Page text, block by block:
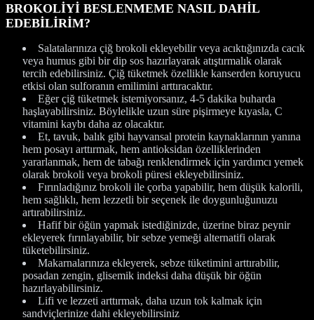
BROKOLİYİ BESLENMEME NASIL DAHİL
EDEBİLİRİM?
Salatalarınıza çiğ brokoli ekleyebilir veya acıktığınızda cacık
veya humus gibi bir dip sos hazırlayarak atıştırmalık olarak
tercih edebilirsiniz. Çiğ tüketmek özellikle kanserden koruyucu
etkisi olan sulforanın emilimini arttıracaktır.
Eğer çiğ tüketmek istemiyorsanız, 4-5 dakika buharda
haşlayabilirsiniz. Böylelikle uzun süre pişirmeye kıyasla, C
vitamini kaybı daha az olacaktır.
Et, tavuk, balık gibi hayvansal protein kaynaklarının yanına
hem posayı arttırmak, hem antioksidan özelliklerinden
yararlanmak, hem de tabağı renklendirmek için yardımcı yemek
olarak brokoli veya brokoli püresi ekleyebilirsiniz.
Fırınladığınız brokoli ile çorba yapabilir, hem düşük kalorili,
hem sağlıklı, hem lezzetli bir seçenek ile doygunluğunuzu
artırabilirsiniz.
Hafif bir öğün yapmak istediğinizde, üzerine biraz peynir
ekleyerek fırınlayabilir, bir sebze yemeği alternatifi olarak
tüketebilirsiniz.
Makarnalarınıza ekleyerek, sebze tüketimini arttırabilir,
posadan zengin, glisemik indeksi daha düşük bir öğün
hazırlayabilirsiniz.
Lifi ve lezzeti arttırmak, daha uzun tok kalmak için
sandviçlerinize dahi ekleyebilirsiniz